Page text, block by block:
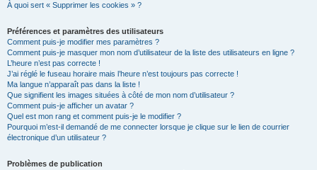
À quoi sert « Supprimer les cookies » ?
Préférences et paramètres des utilisateurs
Comment puis-je modifier mes paramètres ?
Comment puis-je masquer mon nom d’utilisateur de la liste des utilisateurs en ligne ?
L’heure n’est pas correcte !
J’ai réglé le fuseau horaire mais l’heure n’est toujours pas correcte !
Ma langue n’apparaît pas dans la liste !
Que signifient les images situées à côté de mon nom d’utilisateur ?
Comment puis-je afficher un avatar ?
Quel est mon rang et comment puis-je le modifier ?
Pourquoi m’est-il demandé de me connecter lorsque je clique sur le lien de courrier
électronique d’un utilisateur ?
Problèmes de publication